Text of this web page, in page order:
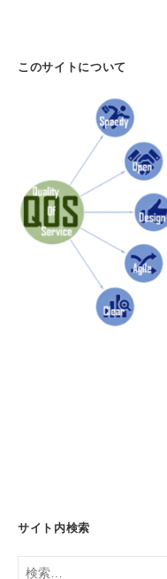
このサイトについて
サイト内検索
検